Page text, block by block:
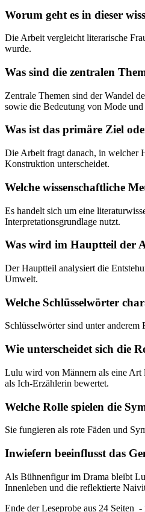
Worum geht es in dieser
Die Arbeit vergleicht literarische
wurde.
Was sind die zentralen
Zentrale Themen sind der Wandel
sowie die Bedeutung von Mode
Was ist das primäre Ziel
Die Arbeit fragt danach, in welcher
Konstruktion unterscheidet.
Welche wissenschaftliche
Es handelt sich um eine
Interpretationsgrundlage nutzt.
Was wird im Hauptteil der
Der Hauptteil analysiert die
Umwelt.
Welche Schlüsselwörter
Schlüsselwörter sind unter
Wie unterscheidet sich die
Lulu wird von Männern als eine Art
als Ich-Erzählerin bewertet.
Welche Rolle spielen die
Sie fungieren als rote Fäden und
Inwiefern beeinflusst das
Als Bühnenfigur im Drama bleibt
Innenleben und die reflektierte
Ende der Leseprobe aus 24 Seiten -